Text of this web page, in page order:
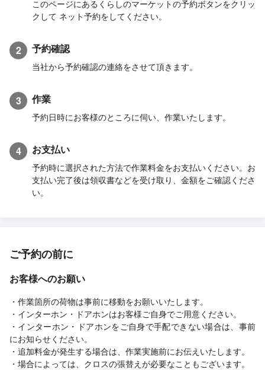
このページにあるくらしのマーケットの予約ボタンをクリッ
クして ネット予約をしてください。
2 予約確認
当社から予約確認の連絡をさせて頂きます。
3 作業
予約日時にお客様のところに伺い、作業いたします。
4 お支払い
予約時に選択された方法で作業料金をお支払いください。お
支払い完了後は領収書などを受け取り、金額をご確認くださ
い。
ご予約の前に
お客様へのお願い
・作業箇所の荷物は事前に移動をお願いいたします。
・インターホン・ドアホンはお客様ご自身でご用意ください。
・インターホン・ドアホンをご自身で手配できない場合は、事前
にお知らせください。
・追加料金が発生する場合は、作業実施前にお伝えいたします。
・場合によっては、クロスの張替えが必要なこともございます。